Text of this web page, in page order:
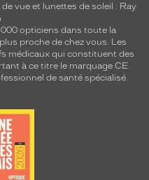
vue et lunettes de soleil : Ray
opticiens dans toute la
proche de chez vous. Les
médicaux qui constituent des
à ce titre le marquage CE.
de santé spécialisé.